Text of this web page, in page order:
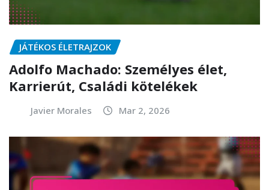
JÁTÉKOS ÉLETRAJZOK
Adolfo Machado: Személyes élet,
Karrierút, Családi kötelékek
Javier Morales Mar 2, 2026